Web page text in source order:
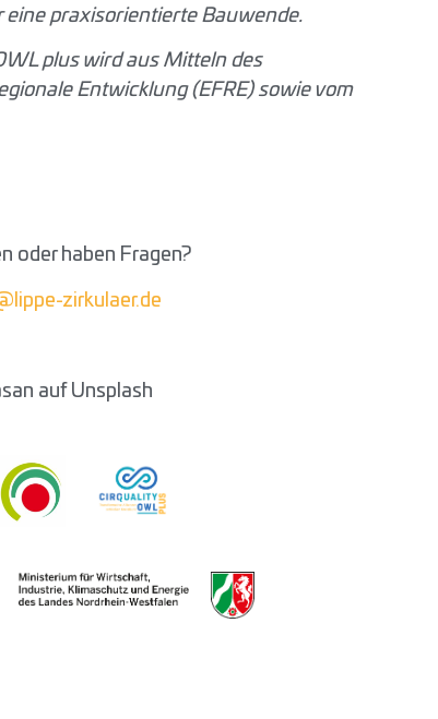
praxisorientierte Bauwende.
plus wird aus Mitteln des
Entwicklung (EFRE) sowie vom
oder haben Fragen?
zirkulaer.de
auf Unsplash